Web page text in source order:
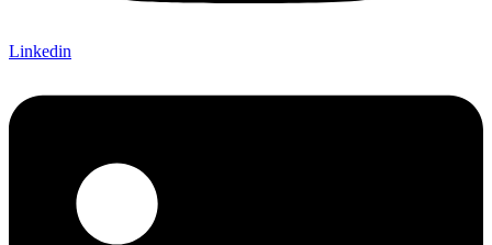
Linkedin